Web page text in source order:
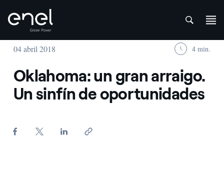
Saltar al contenido
04 abril 2018 4 min.
Oklahoma: un gran arraigo.
Un sinfín de oportunidades